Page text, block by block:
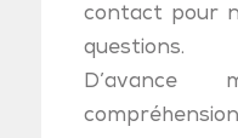
contact pour
questions.